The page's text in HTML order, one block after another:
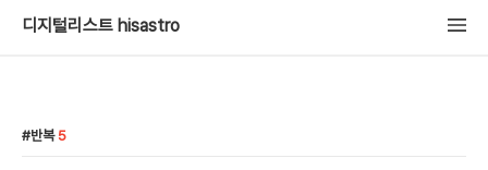
디지털리스트 hisastro
반복 5